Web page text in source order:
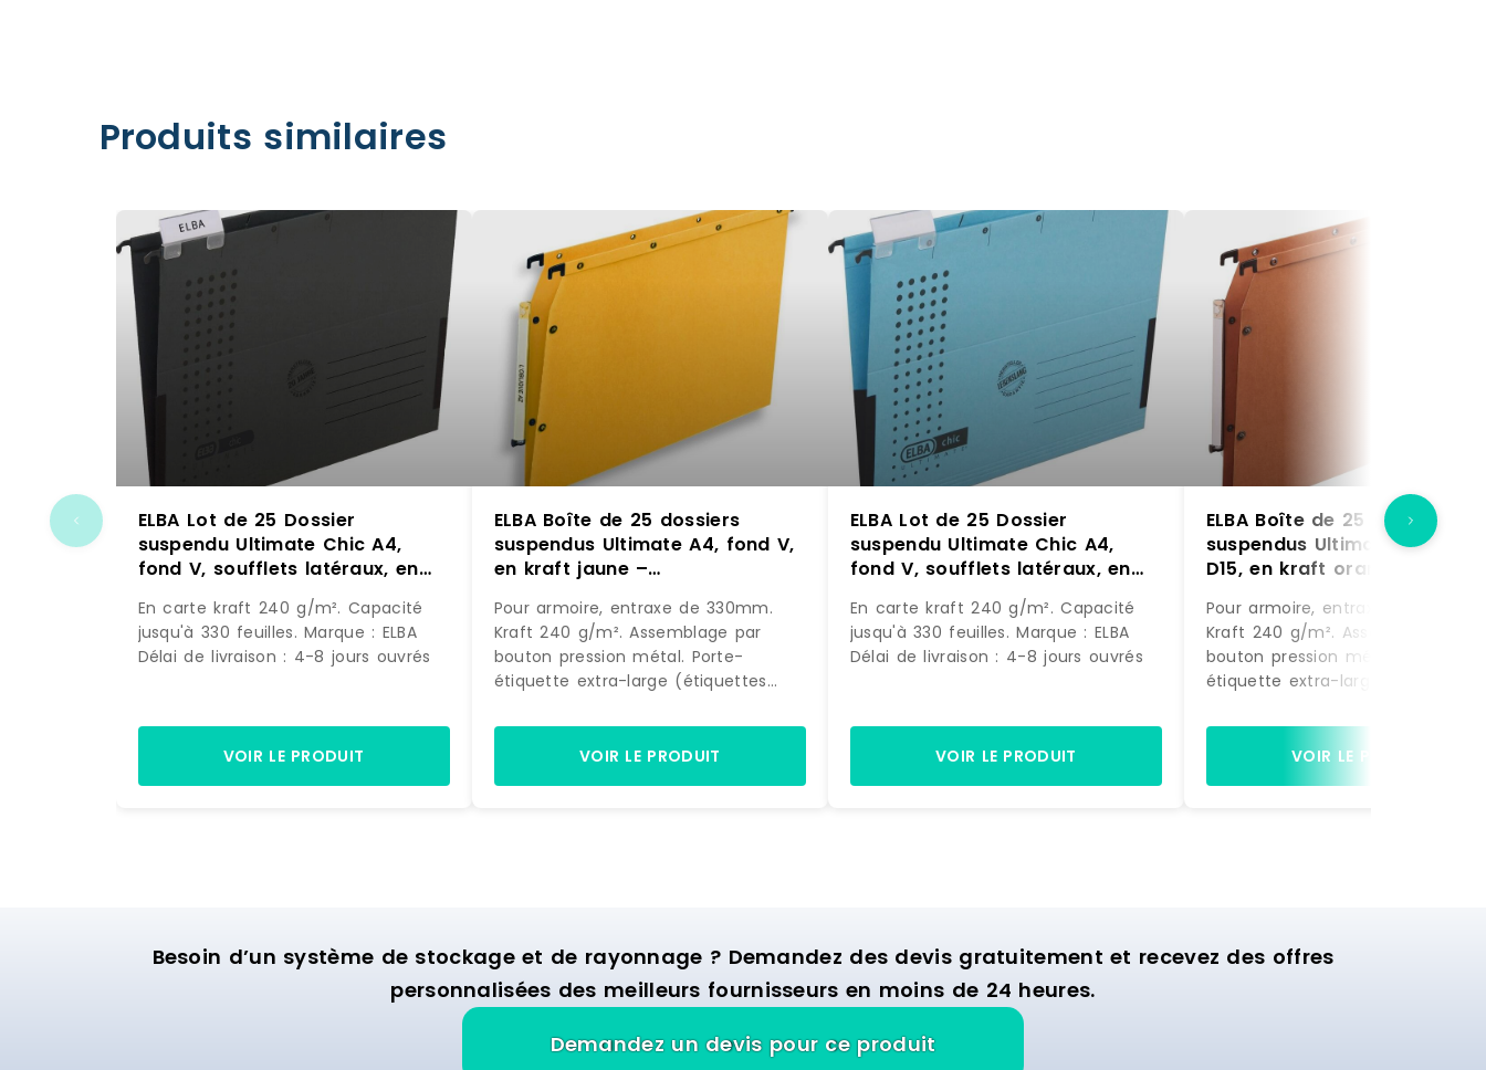
Produits similaires
ELBA Lot de 25 Dossier
suspendu Ultimate Chic A4,
fond V, soufflets latéraux, en
carte coloris anthracite –
4002030084551
En carte kraft 240 g/m². Capacité
jusqu'à 330 feuilles. Marque : ELBA
Délai de livraison : 4-8 jours ouvrés
VOIR LE PRODUIT
ELBA Boîte de 25 dossiers
suspendus Ultimate A4, fond V,
en kraft jaune –
Pour armoire, entraxe de 330mm.
Kraft 240 g/m². Assemblage par
bouton pression métal. Porte-
étiquette extra-large (étiquettes
Marque : ELBA Prix de livraison : 16.20
€ Délai de livraison : 1-3 jours ouvrés
VOIR LE PRODUIT
ELBA Lot de 25 Dossier
suspendu Ultimate Chic A4,
fond V, soufflets latéraux, en
carte coloris bleu –
4002030851559
En carte kraft 240 g/m². Capacité
jusqu'à 330 feuilles. Marque : ELBA
Délai de livraison : 4-8 jours ouvrés
VOIR LE PRODUIT
ELBA Boîte de 25 dossiers
suspendus Ultimate A4, fond
D15, en kraft orange –
Pour armoire, entraxe de 330mm.
Kraft 240 g/m². Assemblage par
bouton pression métal. Porte-
étiquette extra-large (étiquettes
Marque : ELBA Délai de livraison :
jours ouvrésVOIR LE PRODUIT
Besoin d’un système de stockage et de rayonnage ? Demandez des devis gratuitement et recevez des offres
personnalisées des meilleurs fournisseurs en moins de 24 heures.
Demandez un devis pour ce produit